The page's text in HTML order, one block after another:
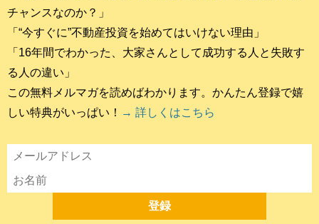
チャンスなのか？」
「“今すぐに”不動産投資を始めてはいけない理由」
「16年間でわかった、大家さんとして成功する人と失敗す
る人の違い」
この無料メルマガを読めばわかります。かんたん登録で嬉
しい特典がいっぱい！ → 詳しくはこちら